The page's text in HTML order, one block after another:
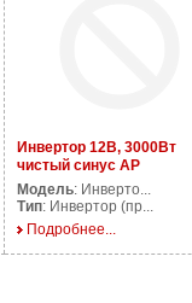
Инвертор 12В, 3000Вт
чистый синус AP
PS3000/12V
Модель: Инверто...
Тип: Инвертор (пр...
Подробнее...